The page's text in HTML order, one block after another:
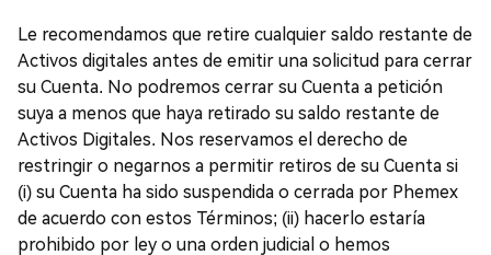
Le recomendamos que retire cualquier saldo restante de
Activos digitales antes de emitir una solicitud para cerrar
su Cuenta. No podremos cerrar su Cuenta a petición
suya a menos que haya retirado su saldo restante de
Activos Digitales. Nos reservamos el derecho de
restringir o negarnos a permitir retiros de su Cuenta si
(i) su Cuenta ha sido suspendida o cerrada por Phemex
de acuerdo con estos Términos; (ii) hacerlo estaría
prohibido por ley o una orden judicial o hemos